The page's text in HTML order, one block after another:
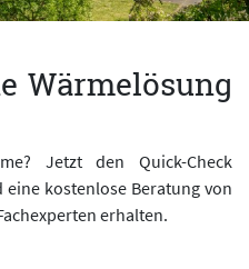
Wärmelösung
Jetzt den Quick-Check
kostenlose Beratung von
erhalten.